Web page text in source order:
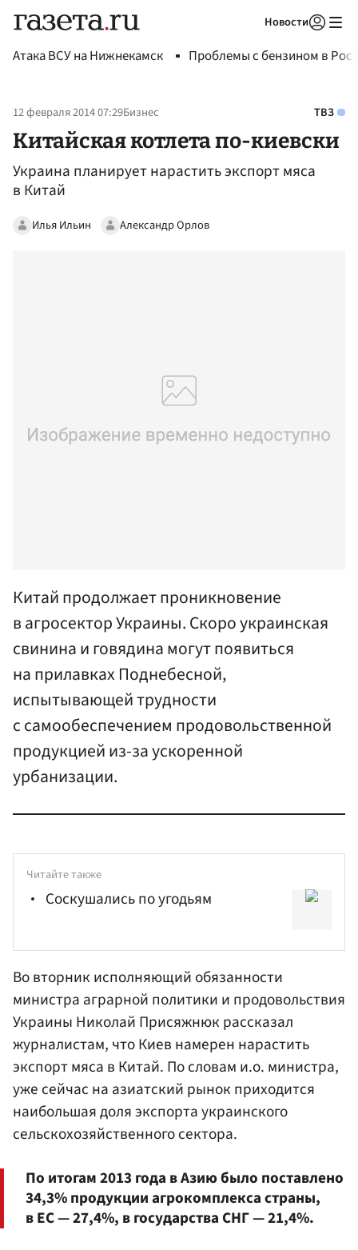
Новости
Атака ВСУ на Нижнекамск Проблемы с бензином в
12 февраля 2014 07:29Бизнес ТВЗ
Китайская котлета по-киевски
Украина планирует нарастить экспорт мяса
в Китай
Илья Ильин Александр Орлов
Китай продолжает проникновение
в агросектор Украины. Скоро украинская
свинина и говядина могут появиться
на прилавках Поднебесной,
испытывающей трудности
с самообеспечением продовольственной
продукцией из-за ускоренной
урбанизации.
Читайте также
Соскушались по угодьям
Во вторник исполняющий обязанности
министра аграрной политики и продовольствия
Украины Николай Присяжнюк рассказал
журналистам, что Киев намерен нарастить
экспорт мяса в Китай. По словам и.о. министра,
уже сейчас на азиатский рынок приходится
наибольшая доля экспорта украинского
сельскохозяйственного сектора.
По итогам 2013 года в Азию было поставлено
34,3% продукции агрокомплекса страны,
в ЕС — 27,4%, в государства СНГ — 21,4%.